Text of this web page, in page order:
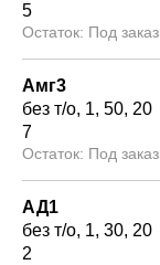
5
Под заказ
Амг3
без т/о 1 50 20
7
Под заказ
АД1
без т/о 1 30 20
2